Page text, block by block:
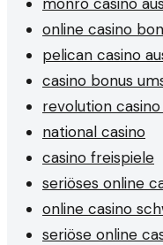
online casino
pelican casino
casino bonus
revolution
national casino
casino freispiele
seriöses online
online casino
seriöse online